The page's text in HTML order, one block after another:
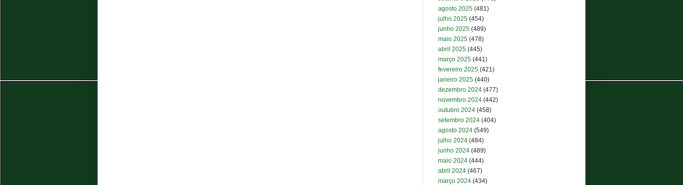
agosto 2025 (481)
julho 2025 (454)
junho 2025 (489)
maio 2025 (478)
abril 2025 (445)
março 2025 (441)
fevereiro 2025 (421)
janeiro 2025 (440)
dezembro 2024 (477)
novembro 2024 (442)
outubro 2024 (458)
setembro 2024 (404)
agosto 2024 (549)
julho 2024 (484)
junho 2024 (489)
maio 2024 (444)
abril 2024 (467)
março 2024 (434)